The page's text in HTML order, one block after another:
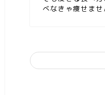
べなきゃ痩せませ